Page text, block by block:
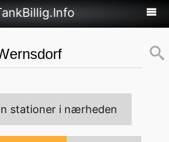
stationer i nærheden